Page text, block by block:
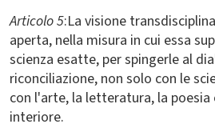
Articolo 5:La visione
aperta, nella misura in cui essa
scienza esatte, per spingerle al
riconciliazione, non solo con le
con l'arte, la letteratura, la poesia
interiore.